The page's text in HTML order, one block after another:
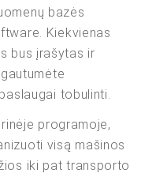
bazės
Kiekvienas
bus įrašytas ir
tobulinti.
programoje,
visą mašinos
iki pat transporto